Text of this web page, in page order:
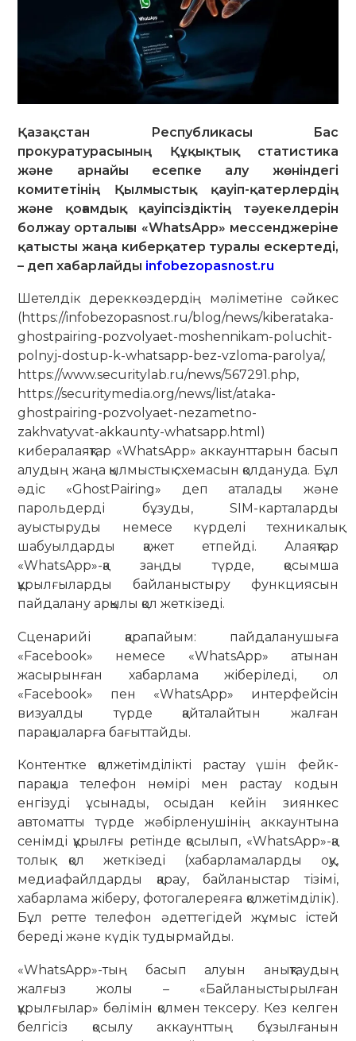
Қазақстан Республикасы Бас
прокуратурасының Құқықтық статистика
және арнайы есепке алу жөніндегі
комитетінің Қылмыстық қауіп-қатерлердің
және қоғамдық қауіпсіздіктің тәуекелдерін
болжау орталығы «WhatsApp» мессенджеріне
қатысты жаңа киберқатер туралы ескертеді,
– деп хабарлайды infobezopasnost.ru
Шетелдік дереккөздердің мәліметіне сәйкес
(https://infobezopasnost.ru/blog/news/kiberataka-
ghostpairing-pozvolyaet-moshennikam-poluchit-
polnyj-dostup-k-whatsapp-bez-vzloma-parolya/,
https://www.securitylab.ru/news/567291.php,
https://securitymedia.org/news/list/ataka-
ghostpairing-pozvolyaet-nezametno-
zakhvatyvat-akkaunty-whatsapp.html)
кибералаяқтар «WhatsApp» аккаунттарын басып
алудың жаңа қылмыстық схемасын қолдануда. Бұл
әдіс «GhostPairing» деп аталады және
парольдерді бұзуды, SIM-карталарды
ауыстыруды немесе күрделі техникалық
шабуылдарды қажет етпейді. Алаяқтар
«WhatsApp»-қа заңды түрде, қосымша
құрылғыларды байланыстыру функциясын
пайдалану арқылы қол жеткізеді.
Сценарийі қарапайым: пайдаланушыға
«Facebook» немесе «WhatsApp» атынан
жасырынған хабарлама жіберіледі, ол
«Facebook» пен «WhatsApp» интерфейсін
визуалды түрде қайталайтын жалған
парақшаларға бағыттайды.
Контентке қолжетімділікті растау үшін фейк-
парақша телефон нөмірі мен растау кодын
енгізуді ұсынады, осыдан кейін зиянкес
автоматты түрде жәбірленушінің аккаунтына
сенімді құрылғы ретінде қосылып, «WhatsApp»-қа
толық қол жеткізеді (хабарламаларды оқу,
медиафайлдарды қарау, байланыстар тізімі,
хабарлама жіберу, фотогалереяға қолжетімділік).
Бұл ретте телефон әдеттегідей жұмыс істей
береді және күдік тудырмайды.
«WhatsApp»-тың басып алуын анықтаудың
жалғыз жолы – «Байланыстырылған
құрылғылар» бөлімін қолмен тексеру. Кез келген
белгісіз қосылу аккаунттың бұзылғанын